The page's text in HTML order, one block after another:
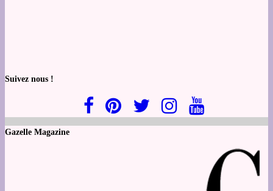
Suivez nous !
Gazelle Magazine